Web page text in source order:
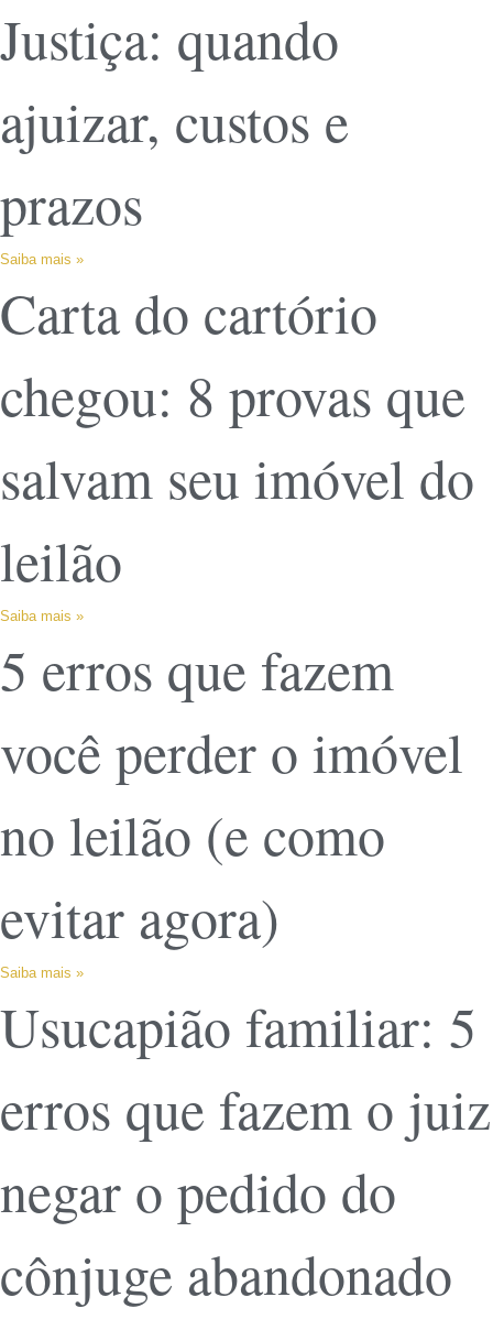
Justiça: quando
ajuizar, custos e
prazos
Saiba mais »
Carta do cartório
chegou: 8 provas que
salvam seu imóvel do
leilão
Saiba mais »
5 erros que fazem
você perder o imóvel
no leilão (e como
evitar agora)
Saiba mais »
Usucapião familiar: 5
erros que fazem o juiz
negar o pedido do
cônjuge abandonado